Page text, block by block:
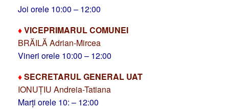
Joi orele 10:00 – 12:00
♦VICEPRIMARUL COMUNEI
BRĂILĂ Adrian-Mircea
Vineri orele 10:00 – 12:00
♦SECRETARUL GENERAL UAT
IONUȚIU Andreia-Tatiana
Marți orele 10: – 12:00